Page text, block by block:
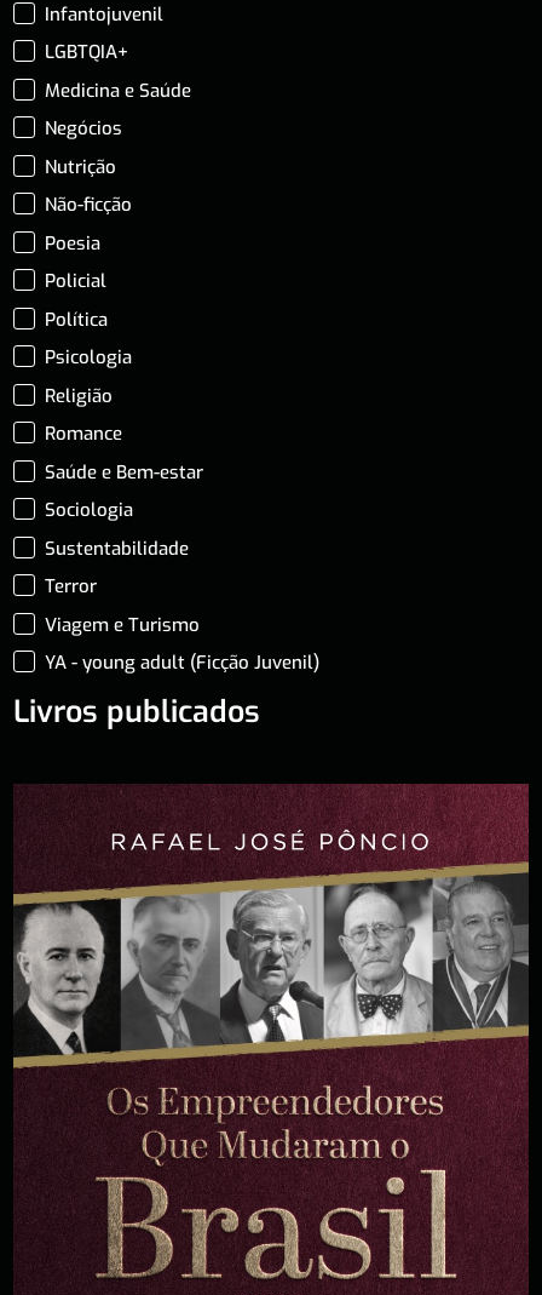
Infantojuvenil
LGBTQIA+
Medicina e Saúde
Negócios
Nutrição
Não-ficção
Poesia
Policial
Política
Psicologia
Religião
Romance
Saúde e Bem-estar
Sociologia
Sustentabilidade
Terror
Viagem e Turismo
YA - young adult (Ficção Juvenil)
Livros publicados